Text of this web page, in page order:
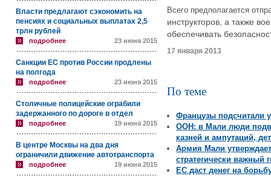
Власти предлагают сэкономить на
пенсиях и социальных выплатах 2,5
трлн рублей
подробнее 23 июня 2015
Санкции ЕС против России продлены
на полгода
подробнее 23 июня 2015
Столичные полицейские ограбили
задержанного по дороге в отдел
подробнее 19 июня 2015
В центре Москвы на два дня
ограничили движение автотранспорта
подробнее 19 июня 2015
Всего предполагается
инструкторов, а также
обеспечивать
17 января 2013
По теме
Французы подсчитали
ООН: в Мали люди
казней и ампутаций,
Армия Мали
стратегически важный
ЕС даст денег на